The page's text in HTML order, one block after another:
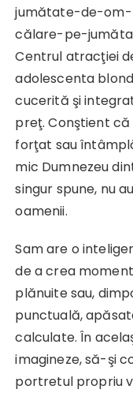
jumătate-de-om-
călare-pe-
Centrul atracţiei
adolescenta
cucerită şi
preţ. Conştient
forţat sau
mic Dumnezeu
singur spune, nu
oamenii.
Sam are o
de a crea
plănuite sau,
punctuală,
calculate. În
imagineze, să-şi
portretul propriu